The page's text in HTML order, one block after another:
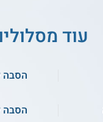
עוד
הסבה
הסבה